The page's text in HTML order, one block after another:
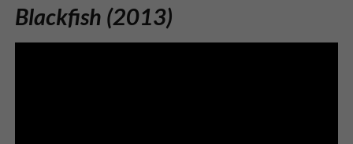
Blackfish (2013)